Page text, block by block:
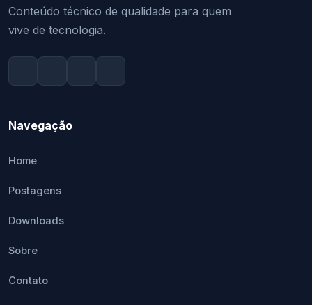
Conteúdo técnico de qualidade para quem
vive de tecnologia.
Navegação
Home
Postagens
Downloads
Sobre
Contato